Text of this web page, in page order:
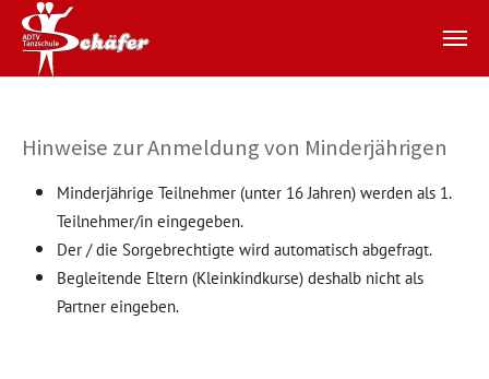
Hinweise zur Anmeldung von Minderjährigen
Minderjährige Teilnehmer (unter 16 Jahren) werden als 1.
Teilnehmer/in eingegeben.
Der / die Sorgebrechtigte wird automatisch abgefragt.
Begleitende Eltern (Kleinkindkurse) deshalb nicht als
Partner eingeben.